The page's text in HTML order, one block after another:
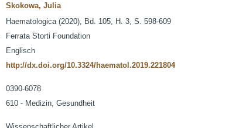
Skokowa, Julia
Haematologica (2020), Bd. 105, H. 3, S. 598-609
Ferrata Storti Foundation
Englisch
http://dx.doi.org/10.3324/haematol.2019.221804
0390-6078
610 - Medizin, Gesundheit